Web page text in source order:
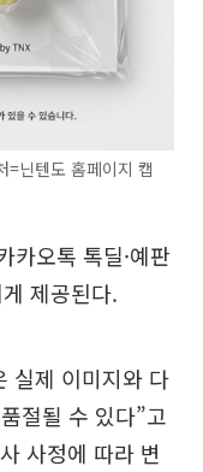
=닌텐도 홈페이지 캡
카오톡 톡딜·예판
제공된다.
실제 이미지와 다
절될 수 있다”고
사정에 따라 변